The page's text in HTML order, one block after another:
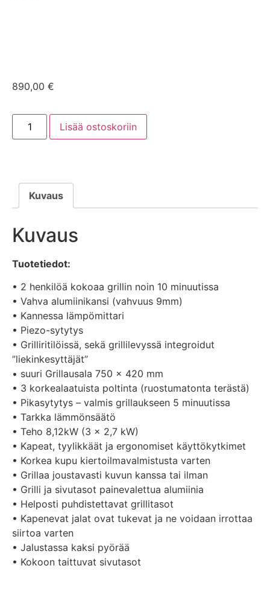
890,00 €
Lisää ostoskoriin
Kuvaus
Kuvaus
Tuotetiedot:
• 2 henkilöä kokoaa grillin noin 10 minuutissa
• Vahva alumiinikansi (vahvuus 9mm)
• Kannessa lämpömittari
• Piezo-sytytys
• Grilliritilöissä, sekä grillilevyssä integroidut
”liekinkesyttäjät”
• suuri Grillausala 750 x 420 mm
• 3 korkealaatuista poltinta (ruostumatonta terästä)
• Pikasytytys – valmis grillaukseen 5 minuutissa
• Tarkka lämmönsäätö
• Teho 8,12kW (3 x 2,7 kW)
• Kapeat, tyylikkäät ja ergonomiset käyttökytkimet
• Korkea kupu kiertoilmavalmistusta varten
• Grillaa joustavasti kuvun kanssa tai ilman
• Grilli ja sivutasot painevalettua alumiinia
• Helposti puhdistettavat grillitasot
• Kapenevat jalat ovat tukevat ja ne voidaan irrottaa
siirtoa varten
• Jalustassa kaksi pyörää
• Kokoon taittuvat sivutasot